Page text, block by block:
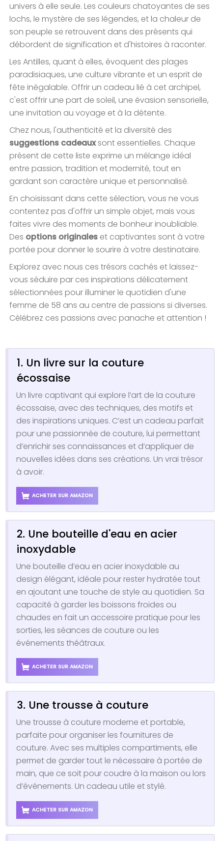
univers à elle seule. Les couleurs chatoyantes de ses
lochs, le mystère de ses légendes, et la chaleur de
son peuple se retrouvent dans des présents qui
débordent de signification et d'histoires à raconter.
Les Antilles, quant à elles, évoquent des plages
paradisiaques, une culture vibrante et un esprit de
fête inégalable. Offrir un cadeau lié à cet archipel,
c'est offrir une part de soleil, une évasion sensorielle,
une invitation au voyage et à la détente.
Chez nous, l'authenticité et la diversité des
suggestions cadeauxsont essentielles. Chaque
présent de cette liste exprime un mélange idéal
entre passion, tradition et modernité, tout en
gardant son caractère unique et personnalisé.
En choisissant dans cette sélection, vous ne vous
contentez pas d'offrir un simple objet, mais vous
faites vivre des moments de bonheur inoubliable.
Des options originales et captivantes sont à votre
portée pour donner le sourire à votre destinataire.
Explorez avec nous ces trésors cachés et laissez-
vous séduire par ces inspirations délicatement
sélectionnées pour illuminer le quotidien d'une
femme de 58 ans au centre de passions si diverses.
Célébrez ces passions avec panache et attention !
1. Un livre sur la couture
écossaise
Un livre captivant qui explore l’art de la couture
écossaise, avec des techniques, des motifs et
des inspirations uniques. C’est un cadeau parfait
pour une passionnée de couture, lui permettant
d’enrichir ses connaissances et d’appliquer de
nouvelles idées dans ses créations. Un vrai trésor
à avoir.
ACHETER SUR AMAZON
2. Une bouteille d'eau en acier
inoxydable
Une bouteille d’eau en acier inoxydable au
design élégant, idéale pour rester hydratée tout
en ajoutant une touche de style au quotidien. Sa
capacité à garder les boissons froides ou
chaudes en fait un accessoire pratique pour les
sorties, les séances de couture ou les
événements théâtraux.
ACHETER SUR AMAZON
3. Une trousse à couture
Une trousse à couture moderne et portable,
parfaite pour organiser les fournitures de
couture. Avec ses multiples compartiments, elle
permet de garder tout le nécessaire à portée de
main, que ce soit pour coudre à la maison ou lors
d’événements. Un cadeau utile et stylé.
ACHETER SUR AMAZON